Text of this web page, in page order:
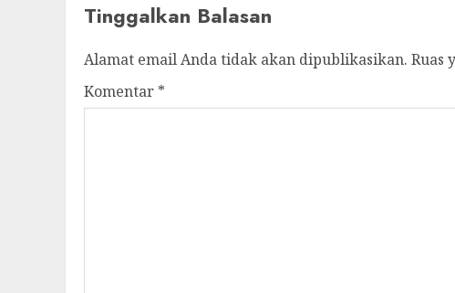
Tinggalkan Balasan
Alamat email Anda tidak akan dipublikasikan. Ruas
Komentar *